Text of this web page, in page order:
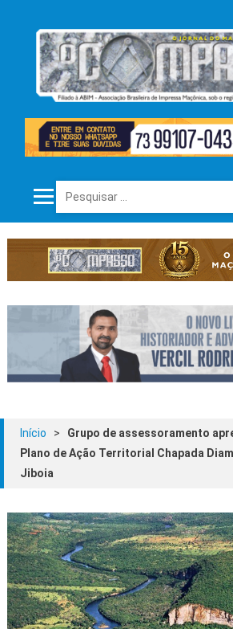
Pesquisar por:
Início >
Grupo de assessoramento
Plano de Ação Territorial Chapada
Jiboia